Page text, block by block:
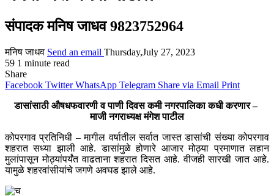
संपादक मनिष जाधव 9823752964
मनिष जाधव Send an email Thursday,July 27, 2023
59 1 minute read
Share
Facebook Twitter WhatsApp Telegram Share via Email Print
डासांसाठी औषधफवारणी व पाणी दिवस कमी नगरपालिका कधी करणार –
माजी नगराध्यक्ष मंगेश पाटील
कोपरगाव प्रतिनिधी – मागील वर्षातील सर्वात जास्त डासांची संख्या कोपरगाव
शहरात सध्या झाली आहे. डासांमुळे होणारे आजार मोठ्या प्रमाणात लहान
मुलांपासून मोठ्यांपर्यंत वाढताना शहरात दिसत आहे. वीजही सारखी जात आहे.
यामुळे शहरवांसीयांचे जगणे अवघड झाले आहे.